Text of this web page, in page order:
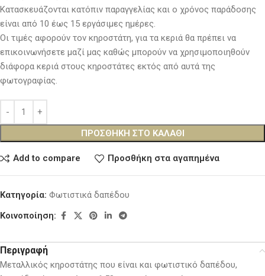
Κατασκευάζονται κατόπιν παραγγελίας και ο χρόνος παράδοσης
είναι από 10 έως 15 εργάσιμες ημέρες.
Οι τιμές αφορούν τον κηροστάτη, για τα κεριά θα πρέπει να
επικοινωνήσετε μαζί μας καθώς μπορούν να χρησιμοποιηθούν
διάφορα κεριά στους κηροστάτες εκτός από αυτά της
φωτογραφίας.
ΠΡΟΣΘΉΚΗ ΣΤΟ ΚΑΛΆΘΙ
Add to compare Προσθήκη στα αγαπημένα
Κατηγορία: Φωτιστικά δαπέδου
Κοινοποίηση:
Περιγραφή
Μεταλλικός κηροστάτης που είναι και φωτιστικό δαπέδου,